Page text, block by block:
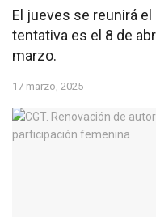
El jueves se reunirá
tentativa es el 8 de
marzo.
17 marzo, 2025